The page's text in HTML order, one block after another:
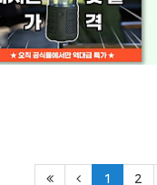
1 2